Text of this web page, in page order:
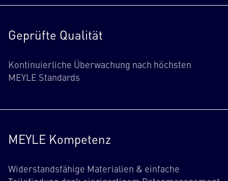
Geprüfte Qualität
Kontinuierliche Überwachung nach höchsten
MEYLE Standards
MEYLE Kompetenz
Widerstandsfähige Materialien & einfache